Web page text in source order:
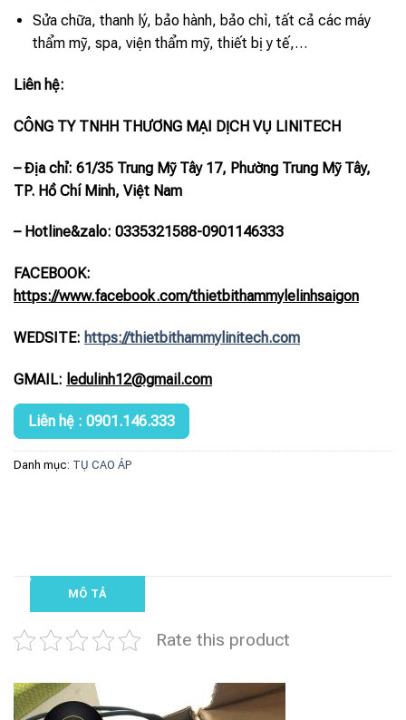
Sửa chữa, thanh lý, bảo hành, bảo chì, tất cả các máy
thẩm mỹ, spa, viện thẩm mỹ, thiết bị y tế,…
Liên hệ:
CÔNG TY TNHH THƯƠNG MẠI DỊCH VỤ LINITECH
– Địa chỉ: 61/35 Trung Mỹ Tây 17, Phường Trung Mỹ Tây,
TP. Hồ Chí Minh, Việt Nam
– Hotline&zalo: 0335321588-0901146333
FACEBOOK:
https://www.facebook.com/thietbithammylelinhsaigon
WEDSITE: https://thietbithammylinitech.com
GMAIL: ledulinh12@gmail.com
Liên hệ : 0901.146.333
Danh mục: TỤ CAO ÁP
MÔ TẢ
Rate this product